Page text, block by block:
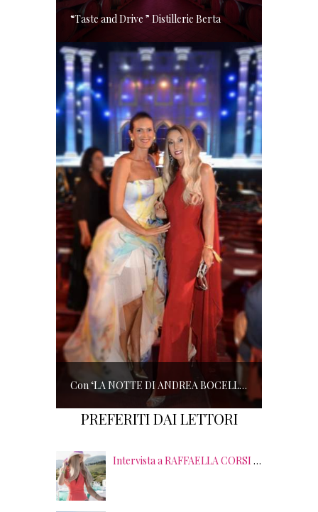
“Taste and Drive ” Distillerie Berta
Con ‘LA NOTTE DI ANDREA BOCELLI’ l’ARENA si accende di musica e solidarietà! I SALOTTI DEL GUSTO conquistano tutti; tra gli ospiti, RICHARD GERE
PREFERITI DAI LETTORI
Intervista a RAFFAELLA CORSI tra EVENTI, PSICOLOGIA ed EMOZIONI